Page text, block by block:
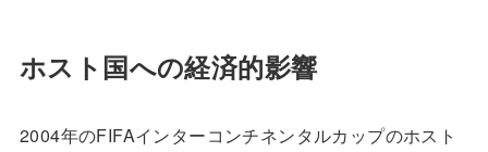
ホスト国への経済的影響
2004年のFIFAインターコンチネンタルカップのホスト